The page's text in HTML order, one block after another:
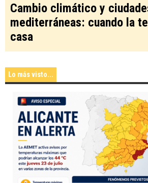
Cambio climático y
mediterráneas: cuando la
casa
Lo más visto...